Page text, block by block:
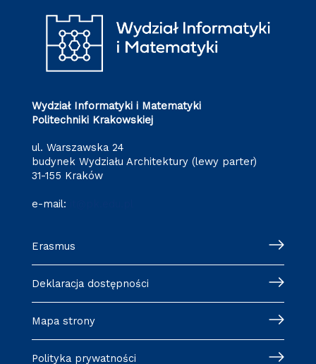
Wydział Informatyki i Matematyki
Politechniki Krakowskiej
ul. Warszawska 24
budynek Wydziału Architektury (lewy parter)
31-155 Kraków
e-mail:
Erasmus
Deklaracja dostępności
Mapa strony
Polityka prywatności